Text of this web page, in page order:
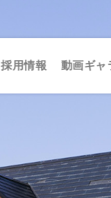
採用情報 動画ギャ